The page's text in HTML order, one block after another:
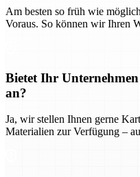
Am besten so früh wie
Voraus. So können wir Ihren
Bietet Ihr
an?
Ja, wir stellen Ihnen gerne
Materialien zur Verfügung –